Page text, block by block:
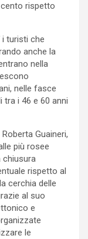
rispetto
i turisti che
anche la
nella
nelle fasce
tra i 46 e 60 anni
Guaineri,
più rosee
chiusura
rispetto al
cerchia delle
al suo
e
le